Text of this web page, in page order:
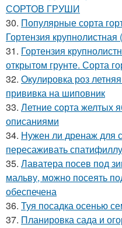
СОРТОВ ГРУШИ
30. Популярные сорта
Гортензия
31. Гортензия
открытом грунте. Сорта
32. Окулировка роз
прививка на шиповник
33. Летние сорта желтых
описаниями
34. Нужен ли дренаж для
пересаживать
35. Лаватера посев под
мальву, можно посеять
обеспечена
36. Туя посадка осенью
37. Планировка сада и